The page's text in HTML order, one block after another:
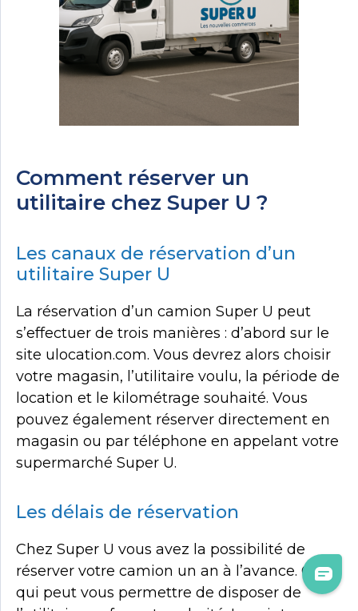
Comment réserver un
utilitaire chez Super U ?
Les canaux de réservation d’un
utilitaire Super U
La réservation d’un camion Super U peut
s’effectuer de trois manières : d’abord sur le
site ulocation.com. Vous devrez alors choisir
votre magasin, l’utilitaire voulu, la période de
location et le kilométrage souhaité. Vous
pouvez également réserver directement en
magasin ou par téléphone en appelant votre
supermarché Super U.
Les délais de réservation
Chez Super U vous avez la possibilité de
réserver votre camion un an à l’avance. Ce
qui peut vous permettre de disposer de